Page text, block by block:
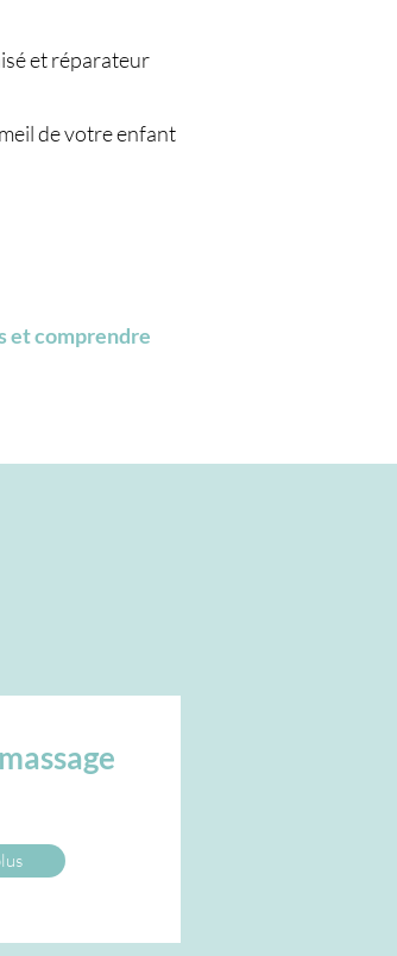
et réparateur
de votre enfant
et comprendre